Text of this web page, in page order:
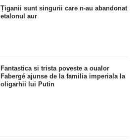
Țiganii sunt singurii care n-au abandonat
etalonul aur
Fantastica si trista poveste a oualor
Fabergé ajunse de la familia imperiala la
oligarhii lui Putin